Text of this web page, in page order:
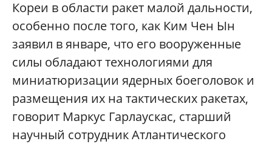
Кореи в области ракет малой дальности,
особенно после того, как Ким Чен Ын
заявил в январе, что его вооруженные
силы обладают технологиями для
миниатюризации ядерных боеголовок и
размещения их на тактических ракетах,
говорит Маркус Гарлаускас, старший
научный сотрудник Атлантического